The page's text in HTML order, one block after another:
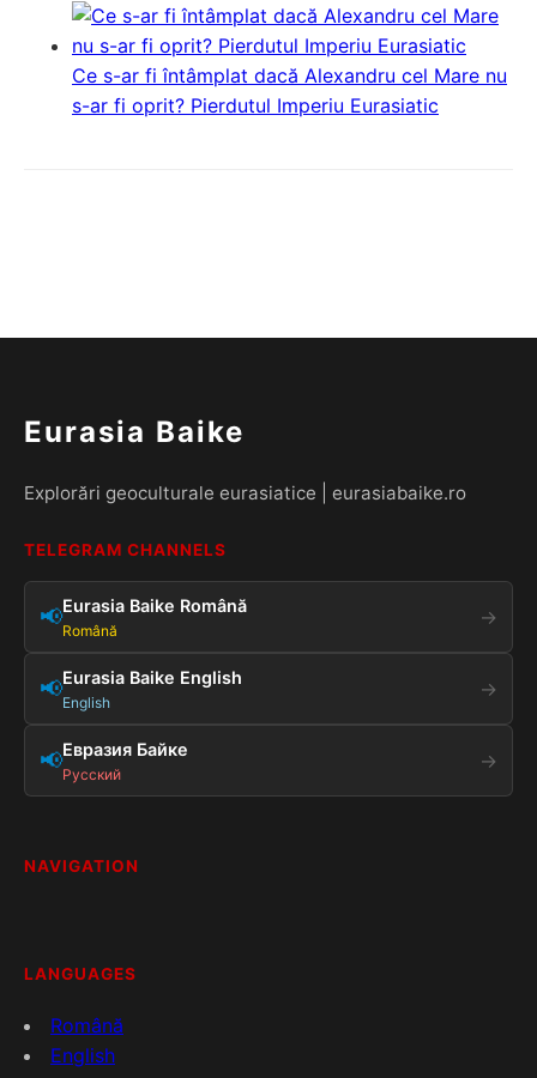
Ce s-ar fi întâmplat dacă Alexandru cel Mare nu
s-ar fi oprit? Pierdutul Imperiu Eurasiatic
Eurasia Baike
Explorări geoculturale eurasiatice | eurasiabaike.ro
TELEGRAM CHANNELS
📢Eurasia Baike Română
Română
→
📢Eurasia Baike English
English
→
📢Евразия Байке
Русский
→
NAVIGATION
LANGUAGES
Română
English